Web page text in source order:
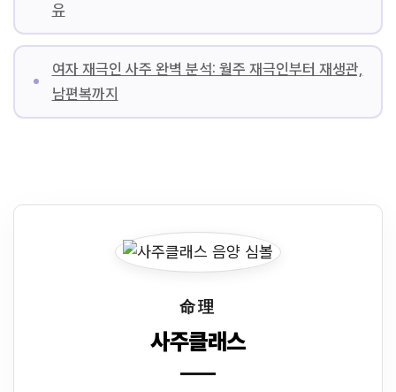
유
여자 재극인 사주 완벽 분석: 월주 재극인부터 재생관,
남편복까지
命理
사주클래스